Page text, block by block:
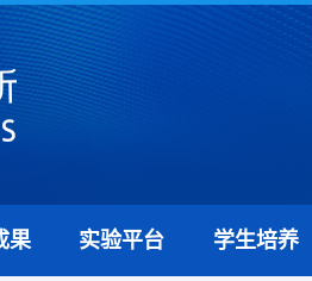
果 实验平台 学生培养